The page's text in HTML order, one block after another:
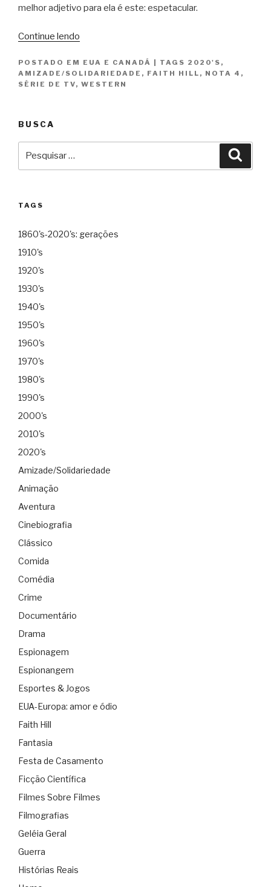
melhor adjetivo para ela é este: espetacular.
Continue lendo
POSTADO EM EUA E CANADÁ TAGS 2020'S ,
AMIZADE/SOLIDARIEDADE , FAITH HILL , NOTA 4 ,
SÉRIE DE TV, WESTERN
BUSCA
TAGS
1860's-2020's: gerações
1910's
1920's
1930's
1940's
1950's
1960's
1970's
1980's
1990's
2000's
2010's
2020's
Amizade/Solidariedade
Animação
Aventura
Cinebiografia
Clássico
Comida
Comédia
Crime
Documentário
Drama
Espionagem
Espionangem
Esportes & Jogos
EUA-Europa: amor e ódio
Faith Hill
Fantasia
Festa de Casamento
Ficção Científica
Filmes Sobre Filmes
Filmografias
Geléia Geral
Guerra
Histórias Reais